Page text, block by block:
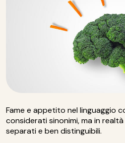
Fame e appetito nel linguaggio
considerati sinonimi, ma in
separati e ben distinguibili.